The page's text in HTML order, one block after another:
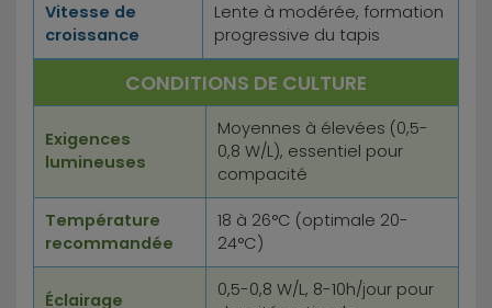
Vitesse de
croissance
Lente à modérée, formation
progressive du tapis
CONDITIONS DE CULTURE
Exigences
lumineuses
Moyennes à élevées (0,5-
0,8 W/L), essentiel pour
compacité
Température
recommandée
18 à 26°C (optimale 20-
24°C)
Éclairage
0,5-0,8 W/L, 8-10h/jour pour